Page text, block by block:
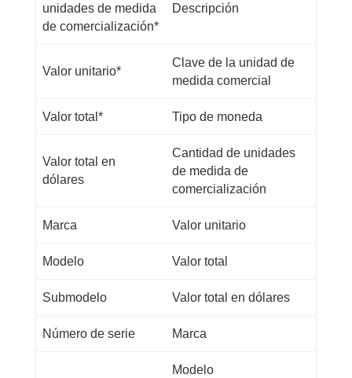
unidades de medida
de comercialización*
Descripción
Valor unitario*
Clave de la unidad de
medida comercial
Valor total* Tipo de moneda
Valor total en
dólares
Cantidad de unidades
de medida de
comercialización
Marca Valor unitario
Modelo Valor total
Submodelo Valor total en dólares
Número de serie Marca
Modelo